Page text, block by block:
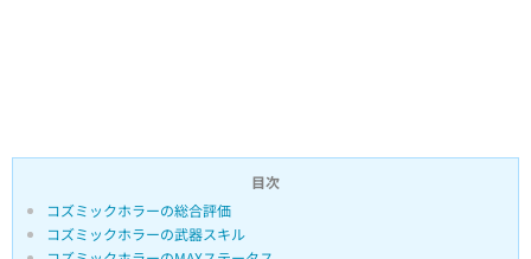
目次
コズミックホラーの総合評価
コズミックホラーの武器スキル